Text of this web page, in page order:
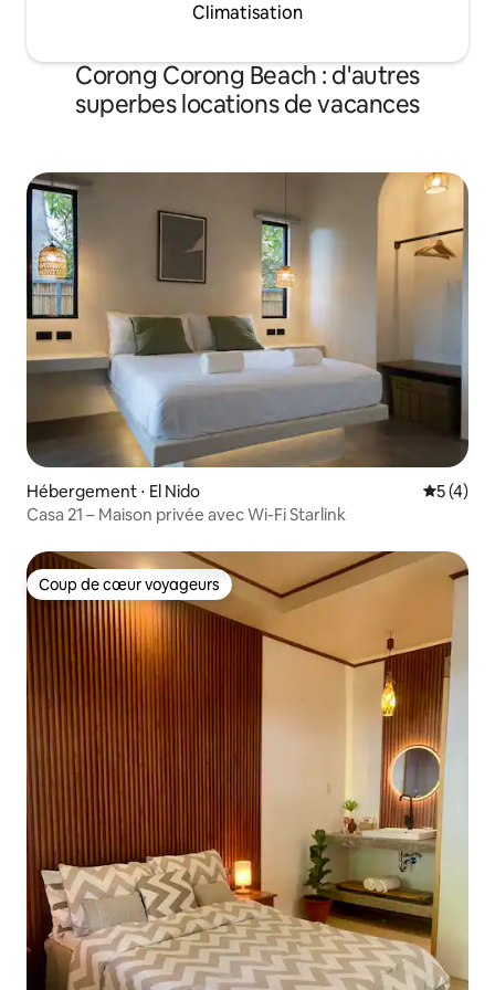
Climatisation
Corong Corong Beach : d'autres
superbes locations de vacances
Hébergement ⋅ El Nido
5 (4)
Casa 21 – Maison privée avec Wi-Fi Starlink
Coup de cœur voyageurs
Coup de cœur voyageurs